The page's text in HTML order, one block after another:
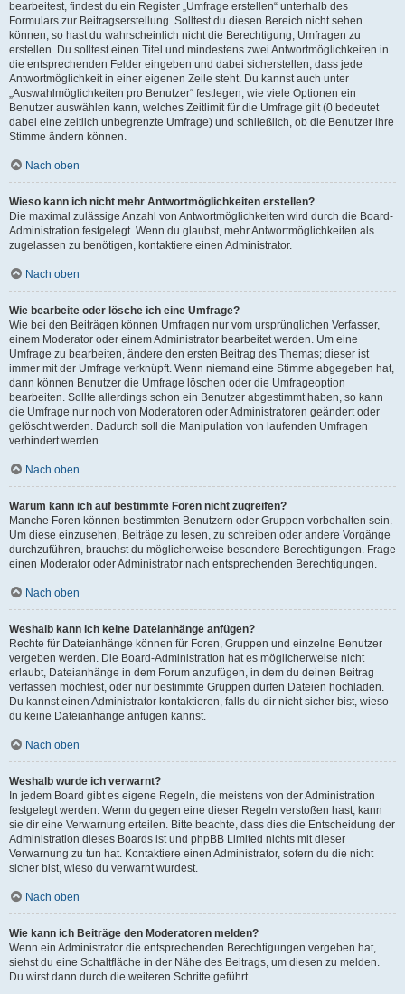
bearbeitest, findest du ein Register „Umfrage erstellen“ unterhalb des
Formulars zur Beitragserstellung. Solltest du diesen Bereich nicht sehen
können, so hast du wahrscheinlich nicht die Berechtigung, Umfragen zu
erstellen. Du solltest einen Titel und mindestens zwei Antwortmöglichkeiten in
die entsprechenden Felder eingeben und dabei sicherstellen, dass jede
Antwortmöglichkeit in einer eigenen Zeile steht. Du kannst auch unter
„Auswahlmöglichkeiten pro Benutzer“ festlegen, wie viele Optionen ein
Benutzer auswählen kann, welches Zeitlimit für die Umfrage gilt (0 bedeutet
dabei eine zeitlich unbegrenzte Umfrage) und schließlich, ob die Benutzer ihre
Stimme ändern können.
Nach oben
Wieso kann ich nicht mehr Antwortmöglichkeiten erstellen?
Die maximal zulässige Anzahl von Antwortmöglichkeiten wird durch die Board-
Administration festgelegt. Wenn du glaubst, mehr Antwortmöglichkeiten als
zugelassen zu benötigen, kontaktiere einen Administrator.
Nach oben
Wie bearbeite oder lösche ich eine Umfrage?
Wie bei den Beiträgen können Umfragen nur vom ursprünglichen Verfasser,
einem Moderator oder einem Administrator bearbeitet werden. Um eine
Umfrage zu bearbeiten, ändere den ersten Beitrag des Themas; dieser ist
immer mit der Umfrage verknüpft. Wenn niemand eine Stimme abgegeben hat,
dann können Benutzer die Umfrage löschen oder die Umfrageoption
bearbeiten. Sollte allerdings schon ein Benutzer abgestimmt haben, so kann
die Umfrage nur noch von Moderatoren oder Administratoren geändert oder
gelöscht werden. Dadurch soll die Manipulation von laufenden Umfragen
verhindert werden.
Nach oben
Warum kann ich auf bestimmte Foren nicht zugreifen?
Manche Foren können bestimmten Benutzern oder Gruppen vorbehalten sein.
Um diese einzusehen, Beiträge zu lesen, zu schreiben oder andere Vorgänge
durchzuführen, brauchst du möglicherweise besondere Berechtigungen. Frage
einen Moderator oder Administrator nach entsprechenden Berechtigungen.
Nach oben
Weshalb kann ich keine Dateianhänge anfügen?
Rechte für Dateianhänge können für Foren, Gruppen und einzelne Benutzer
vergeben werden. Die Board-Administration hat es möglicherweise nicht
erlaubt, Dateianhänge in dem Forum anzufügen, in dem du deinen Beitrag
verfassen möchtest, oder nur bestimmte Gruppen dürfen Dateien hochladen.
Du kannst einen Administrator kontaktieren, falls du dir nicht sicher bist, wieso
du keine Dateianhänge anfügen kannst.
Nach oben
Weshalb wurde ich verwarnt?
In jedem Board gibt es eigene Regeln, die meistens von der Administration
festgelegt werden. Wenn du gegen eine dieser Regeln verstoßen hast, kann
sie dir eine Verwarnung erteilen. Bitte beachte, dass dies die Entscheidung der
Administration dieses Boards ist und phpBB Limited nichts mit dieser
Verwarnung zu tun hat. Kontaktiere einen Administrator, sofern du die nicht
sicher bist, wieso du verwarnt wurdest.
Nach oben
Wie kann ich Beiträge den Moderatoren melden?
Wenn ein Administrator die entsprechenden Berechtigungen vergeben hat,
siehst du eine Schaltfläche in der Nähe des Beitrags, um diesen zu melden.
Du wirst dann durch die weiteren Schritte geführt.